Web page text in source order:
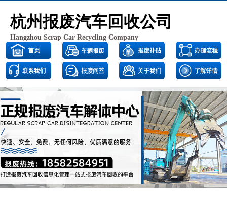
杭州报废汽车回收公司
Hangzhou Scrap Car Recycling Company
< >